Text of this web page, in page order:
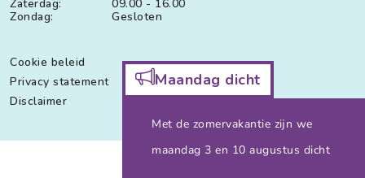
Maandag dicht
Met de zomervakantie zijn we
maandag 3 en 10 augustus dicht
Zaterdag:
09.00 - 16.00
Zondag:
Gesloten
Cookie beleid
Privacy statement
Disclaimer